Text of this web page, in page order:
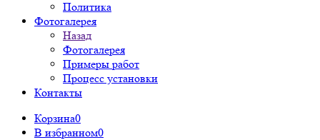
Политика
Фотогалерея
Назад
Фотогалерея
Примеры работ
Процесс установки
Контакты
Корзина0
В избранном0